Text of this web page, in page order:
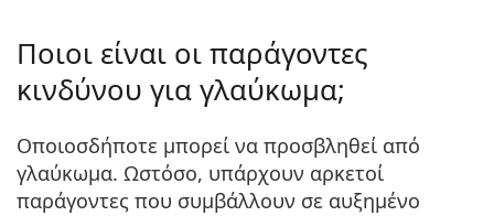
Ποιοι είναι οι παράγοντες
κινδύνου για γλαύκωμα;
Οποιοσδήποτε μπορεί να προσβληθεί από
γλαύκωμα. Ωστόσο, υπάρχουν αρκετοί
παράγοντες που συμβάλλουν σε αυξημένο